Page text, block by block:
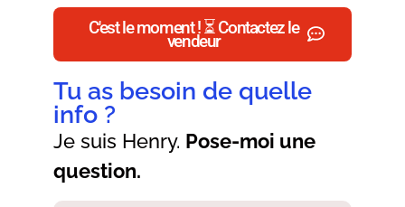
C'est le moment ! ⏳ Contactez le
vendeur
Je suis Henry. Pose-moi une
question.
Tu as besoin de quelle
info ?